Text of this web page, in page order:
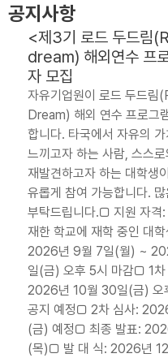
가 상쇄될 수 있음.◆ 장기..
공지사항
<제3기 로드 두드림
dream) 해외연수 프
자 모집
자유기업원이 로드 두드림
Dream) 해외 연수 프로그
합니다. 타국에서 자유의 가
느끼고자 하는 사람, 스스
재발견하고자 하는 대학생
유롭게 참여 가능합니다.
부탁드립니다.□ 지원 자격:
재한 학교에 재학 중인 대
2026년 9월 7일(월) ~
일(금) 오후 5시 마감□ 1차
2026년 10월 30일(금) 오
공지 예정□ 2차 심사:
(금) 예정□ 최종 발표:
(목)□ 발 대 식: 2026년